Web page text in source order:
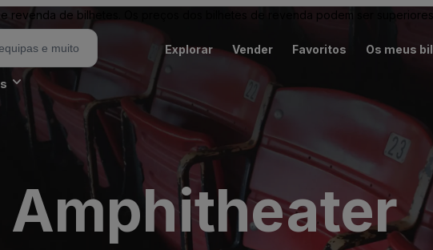
revenda de bilhetes. Os preços dos bilhetes de revenda podem ser
Explorar Vender Favoritos Os meus